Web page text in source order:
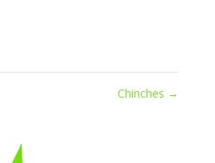
Chinches →